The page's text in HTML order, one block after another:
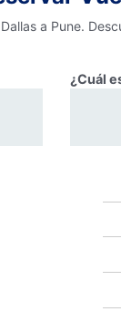
a Pune.
¿Cuál